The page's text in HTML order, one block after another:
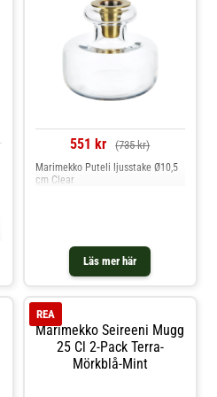
Uppläggningsfat hos Royal Design.
551 kr (735 kr)
Läs mer här
Marimekko Puteli ljusstake Ø10,5
cm Clear
Marimekko Seireeni Mugg
25 Cl 2-Pack Terra-
Mörkblå-Mint
REA